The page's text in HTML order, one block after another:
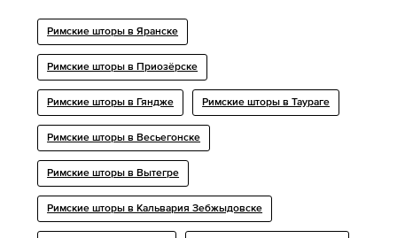
Римские шторы в Яранске
Римские шторы в Приозёрске
Римские шторы в Гяндже Римские шторы в Таураге
Римские шторы в Весьегонске
Римские шторы в Вытегре
Римские шторы в Кальвария Зебжыдовске